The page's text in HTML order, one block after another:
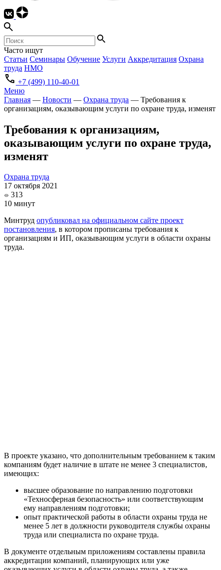
Часто ищут
Статьи Семинары Обучение Услуги Аккредитация Охрана
труда НМО
+7 (499) 110-40-01
Меню
Главная — Новости — Охрана труда — Требования к
организациям, оказывающим услуги по охране труда, изменят
Требования к организациям,
оказывающим услуги по охране труда,
изменят
Охрана труда
17 октября 2021
313
10 минут
Минтруд опубликовал на официальном сайте проект
постановления, в котором прописаны требования к
организациям и ИП, оказывающим услуги в области охраны
труда.
В проекте указано, что дополнительным требованием к таким
компаниям будет наличие в штате не менее 3 специалистов,
имеющих:
высшее образование по направлению подготовки
«Техносферная безопасность» или соответствующим
ему направлениям подготовки;
опыт практической работы в области охраны труда не
менее 5 лет в должности руководителя службы охраны
труда или специалиста по охране труда.
В документе отдельным приложениям составлены правила
аккредитации компаний, планирующих или уже